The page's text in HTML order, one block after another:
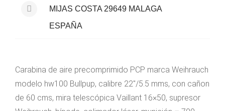
MIJAS COSTA 29649 MALAGA
ESPAÑA
Carabina de aire precomprimido PCP marca Weihrauch
modelo hw100 Bullpup, calibre 22″/5.5 mms, con cañon
de 60 cms, mira telescópica Vaillant 16×50, supresor